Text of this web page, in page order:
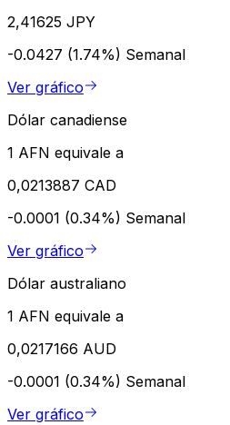
2,41625 JPY
-0.0427 (1.74%) Semanal
Ver gráfico
Dólar canadiense
1 AFN equivale a
0,0213887 CAD
-0.0001 (0.34%) Semanal
Ver gráfico
Dólar australiano
1 AFN equivale a
0,0217166 AUD
-0.0001 (0.34%) Semanal
Ver gráfico